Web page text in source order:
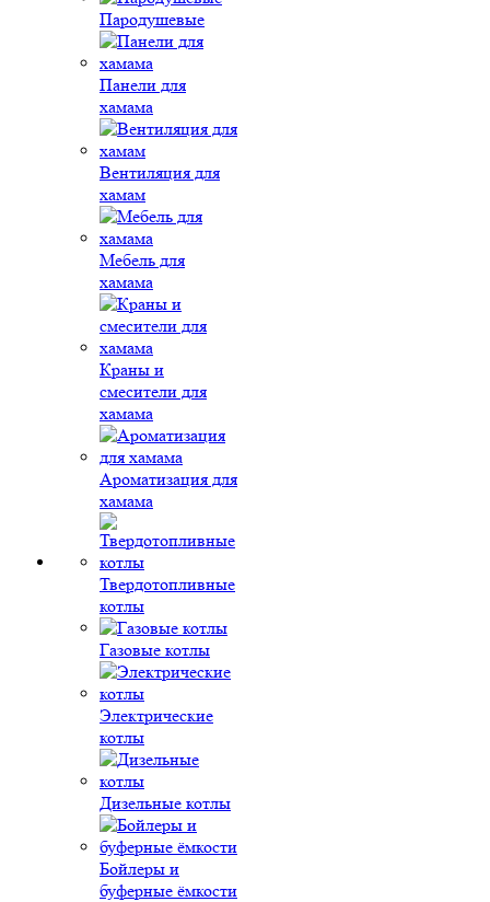
Пародушевые
Панели для
хамама
Вентиляция для
хамам
Мебель для
хамама
Краны и
смесители для
хамама
Ароматизация для
хамама
Твердотопливные
котлы
Газовые котлы
Электрические
котлы
Дизельные котлы
Бойлеры и
буферные ёмкости